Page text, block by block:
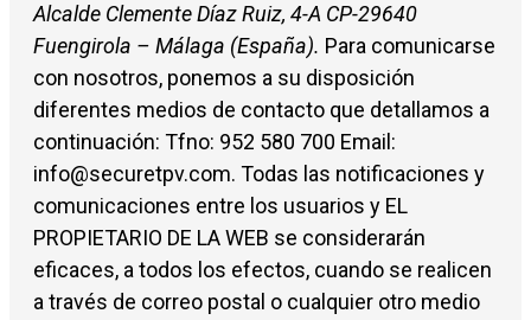
Alcalde Clemente Díaz Ruiz, 4-A CP-29640
Fuengirola – Málaga (España). Para comunicarse
con nosotros, ponemos a su disposición
diferentes medios de contacto que detallamos a
continuación: Tfno: 952 580 700 Email:
info@securetpv.com. Todas las notificaciones y
comunicaciones entre los usuarios y EL
PROPIETARIO DE LA WEB se considerarán
eficaces, a todos los efectos, cuando se realicen
a través de correo postal o cualquier otro medio